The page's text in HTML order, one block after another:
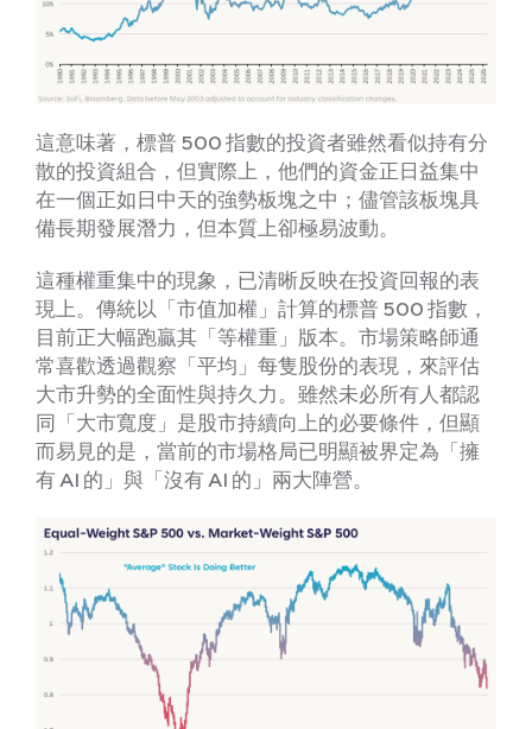
這意味著，標普 500 指數的投資者雖然看似持有分
散的投資組合，但實際上，他們的資金正日益集中
在一個正如日中天的強勢板塊之中；儘管該板塊具
備長期發展潛力，但本質上卻極易波動。
這種權重集中的現象，已清晰反映在投資回報的表
現上。傳統以「市值加權」計算的標普 500 指數，
目前正大幅跑贏其「等權重」版本。市場策略師通
常喜歡透過觀察「平均」每隻股份的表現，來評估
大市升勢的全面性與持久力。雖然未必所有人都認
同「大市寬度」是股市持續向上的必要條件，但顯
而易見的是，當前的市場格局已明顯被界定為「擁
有 AI 的」與「沒有 AI 的」兩大陣營。